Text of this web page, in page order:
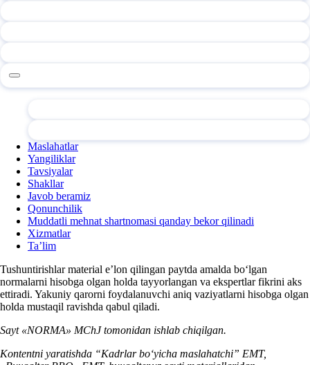
Maslahatlar
Yangiliklar
Tavsiyalar
Shakllar
Javob beramiz
Qonunchilik
Muddatli mehnat shartnomasi qanday bekor qilinadi
Xizmatlar
Ta’lim
Tushuntirishlar material e’lon qilingan paytda amalda boʻlgan
normalarni hisobga olgan holda tayyorlangan va ekspertlar fikrini aks
ettiradi. Yakuniy qarorni foydalanuvchi aniq vaziyatlarni hisobga olgan
holda mustaqil ravishda qabul qiladi.
Sayt «NORMA» MChJ tomonidan ishlab chiqilgan.
Kontentni yaratishda “Kadrlar boʻyicha maslahatchi” EMT,